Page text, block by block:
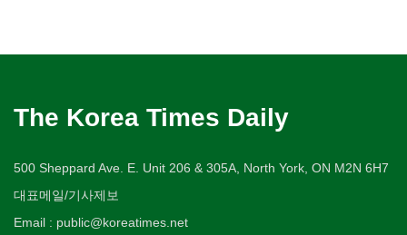
The Korea Times Daily
500 Sheppard Ave. E. Unit 206 & 305A, North York, ON M2N 6H7
대표메일/기사제보
Email : public@koreatimes.net